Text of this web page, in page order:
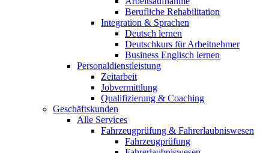
Berufliche Rehabilitation
Integration & Sprachen
Deutsch lernen
Deutschkurs für Arbeitnehmer
Business Englisch lernen
Personaldienstleistung
Zeitarbeit
Jobvermittlung
Qualifizierung & Coaching
Geschäftskunden
Alle Services
Fahrzeugprüfung & Fahrerlaubniswesen
Fahrzeugprüfung